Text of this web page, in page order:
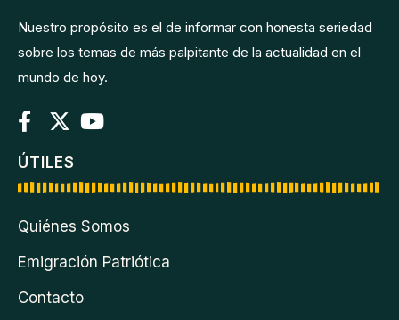
Nuestro propósito es el de informar con honesta seriedad
sobre los temas de más palpitante de la actualidad en el
mundo de hoy.
ÚTILES
Quiénes Somos
Emigración Patriótica
Contacto